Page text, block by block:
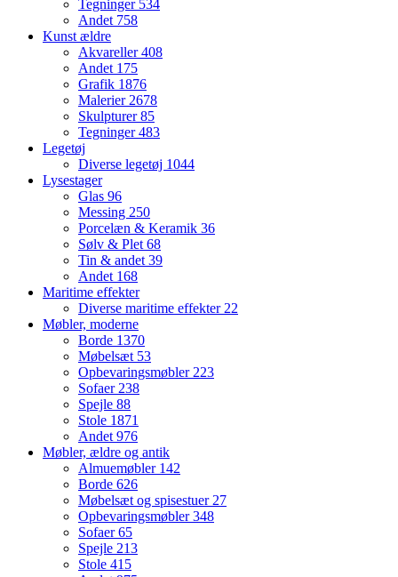
Tegninger 534
Andet 758
Kunst ældre
Akvareller408
Andet 175
Grafik 1876
Malerier 2678
Skulpturer85
Tegninger483
Legetøj
Diverse legetøj 1044
Lysestager
Glas 96
Messing 250
Porcelæn & Keramik 36
Sølv & Plet 68
Tin & andet 39
Andet 168
Maritime effekter
Diverse maritime effekter 22
Møbler, moderne
Borde 1370
Møbelsæt 53
Opbevaringsmøbler 223
Sofaer 238
Spejle 88
Stole 1871
Andet 976
Møbler, ældre og antik
Almuemøbler 142
Borde 626
Møbelsæt og spisestuer 27
Opbevaringsmøbler348
Sofaer65
Spejle 213
Stole 415